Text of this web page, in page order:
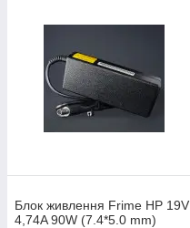
Блок живлення Frime HP 19V
4,74A 90W (7.4*5.0 mm)